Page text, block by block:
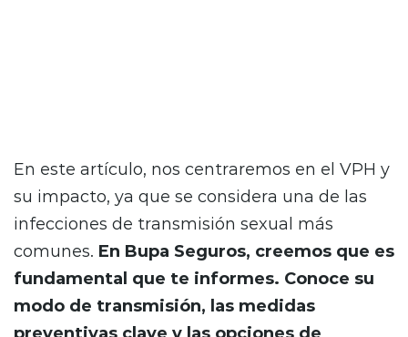
En este artículo, nos centraremos en el VPH y
su impacto, ya que se considera una de las
infecciones de transmisión sexual más
comunes. En Bupa Seguros, creemos que es
fundamental que te informes. Conoce su
modo de transmisión, las medidas